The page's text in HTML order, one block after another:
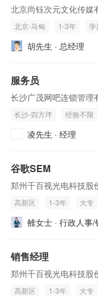
北京尚钰次元文化传媒
北京-马甸 1-3年 学
胡先生 · 总经理
服务员
长沙广茂网吧连锁管理
长沙-四方坪 经验不限
凌先生 · 经理
谷歌SEM
郑州千百视光电科技股
高新区 1-3年 大专
雒女士 · 行政人事/
销售经理
郑州千百视光电科技股
高新区 1-3年 大专